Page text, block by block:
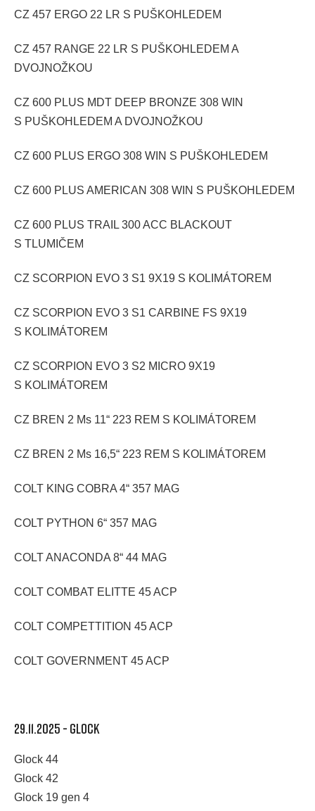
CZ 457 ERGO 22 LR S PUŠKOHLEDEM
CZ 457 RANGE 22 LR S PUŠKOHLEDEM A
DVOJNOŽKOU
CZ 600 PLUS MDT DEEP BRONZE 308 WIN
S PUŠKOHLEDEM A DVOJNOŽKOU
CZ 600 PLUS ERGO 308 WIN S PUŠKOHLEDEM
CZ 600 PLUS AMERICAN 308 WIN S PUŠKOHLEDEM
CZ 600 PLUS TRAIL 300 ACC BLACKOUT
S TLUMIČEM
CZ SCORPION EVO 3 S1 9X19 S KOLIMÁTOREM
CZ SCORPION EVO 3 S1 CARBINE FS 9X19
S KOLIMÁTOREM
CZ SCORPION EVO 3 S2 MICRO 9X19
S KOLIMÁTOREM
CZ BREN 2 Ms 11“ 223 REM S KOLIMÁTOREM
CZ BREN 2 Ms 16,5“ 223 REM S KOLIMÁTOREM
COLT KING COBRA 4“ 357 MAG
COLT PYTHON 6“ 357 MAG
COLT ANACONDA 8“ 44 MAG
COLT COMBAT ELITTE 45 ACP
COLT COMPETTITION 45 ACP
COLT GOVERNMENT 45 ACP
29.11.2025 - GLOCK
Glock 44
Glock 42
Glock 19 gen 4